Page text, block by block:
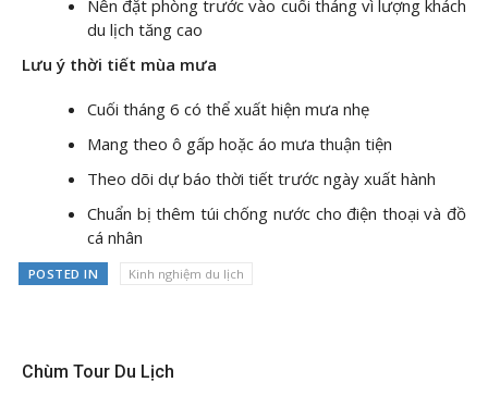
Nên đặt phòng trước vào cuối tháng vì lượng khách
du lịch tăng cao
Lưu ý thời tiết mùa mưa
Cuối tháng 6 có thể xuất hiện mưa nhẹ
Mang theo ô gấp hoặc áo mưa thuận tiện
Theo dõi dự báo thời tiết trước ngày xuất hành
Chuẩn bị thêm túi chống nước cho điện thoại và đồ
cá nhân
POSTED IN Kinh nghiệm du lịch
Chùm Tour Du Lịch